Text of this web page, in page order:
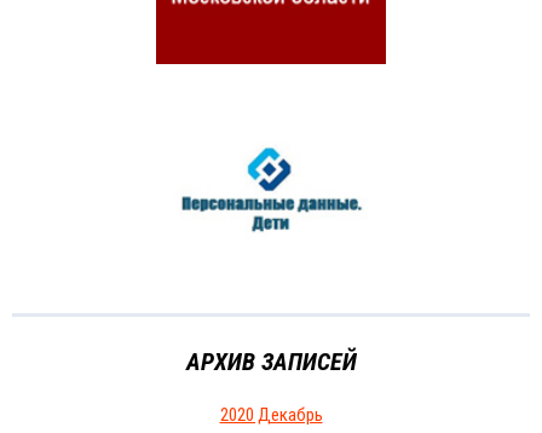
АРХИВ ЗАПИСЕЙ
2020 Декабрь